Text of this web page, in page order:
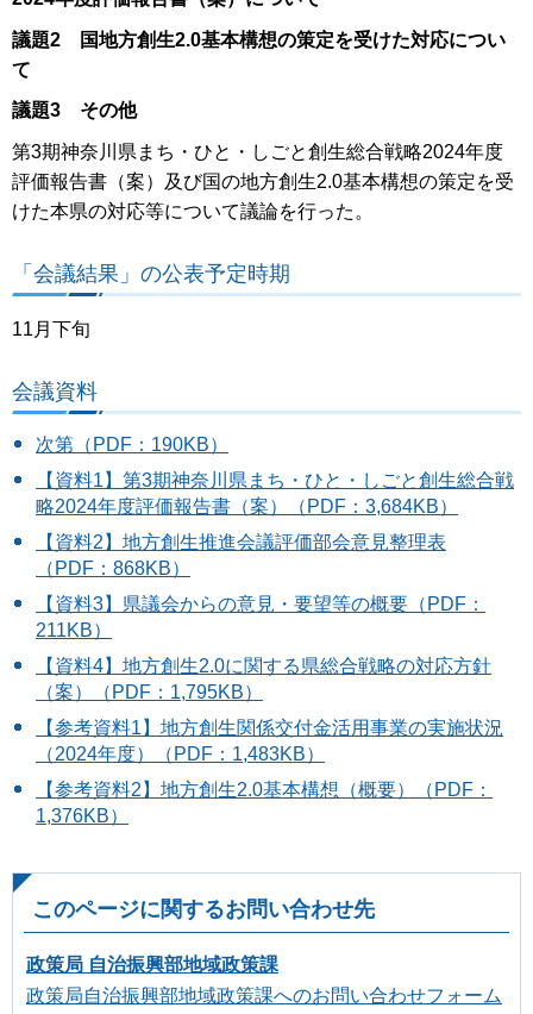
議題2 国地方創生2.0基本構想の策定を受けた対応につい
て
議題3 その他
第3期神奈川県まち・ひと・しごと創生総合戦略2024年度
評価報告書（案）及び国の地方創生2.0基本構想の策定を受
けた本県の対応等について議論を行った。
「会議結果」の公表予定時期
11月下旬
会議資料
次第（PDF：190KB）
【資料1】第3期神奈川県まち・ひと・しごと創生総合戦
略2024年度評価報告書（案）（PDF：3,684KB）
【資料2】地方創生推進会議評価部会意見整理表
（PDF：868KB）
【資料3】県議会からの意見・要望等の概要（PDF：
211KB）
【資料4】地方創生2.0に関する県総合戦略の対応方針
（案）（PDF：1,795KB）
【参考資料1】地方創生関係交付金活用事業の実施状況
（2024年度）（PDF：1,483KB）
【参考資料2】地方創生2.0基本構想（概要）（PDF：
1,376KB）
このページに関するお問い合わせ先
政策局 自治振興部地域政策課
政策局自治振興部地域政策課へのお問い合わせフォーム